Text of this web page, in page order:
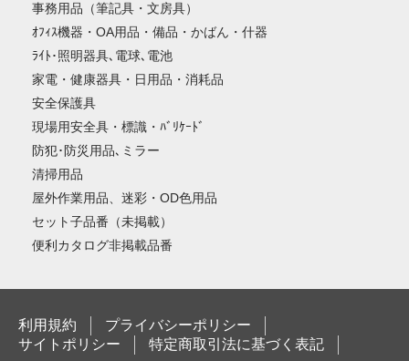
事務用品（筆記具・文房具）
ｵﾌｨｽ機器・OA用品・備品・かばん・什器
ﾗｲﾄ･照明器具､電球､電池
家電・健康器具・日用品・消耗品
安全保護具
現場用安全具・標識・ﾊﾞﾘｹｰﾄﾞ
防犯･防災用品､ミラー
清掃用品
屋外作業用品、迷彩・OD色用品
セット子品番（未掲載）
便利カタログ非掲載品番
利用規約
プライバシーポリシー
サイトポリシー
特定商取引法に基づく表記